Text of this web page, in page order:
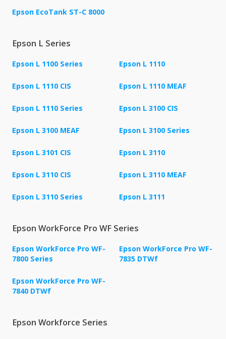
Epson EcoTank ST-C 8000
Epson L Series
Epson L 1100 Series Epson L 1110
Epson L 1110 CIS Epson L 1110 MEAF
Epson L 1110 Series Epson L 3100 CIS
Epson L 3100 MEAF Epson L 3100 Series
Epson L 3101 CIS Epson L 3110
Epson L 3110 CIS Epson L 3110 MEAF
Epson L 3110 Series Epson L 3111
Epson WorkForce Pro WF Series
Epson WorkForce Pro WF-
7800 Series
Epson WorkForce Pro WF-
7835 DTWf
Epson WorkForce Pro WF-
7840 DTWf
Epson Workforce Series